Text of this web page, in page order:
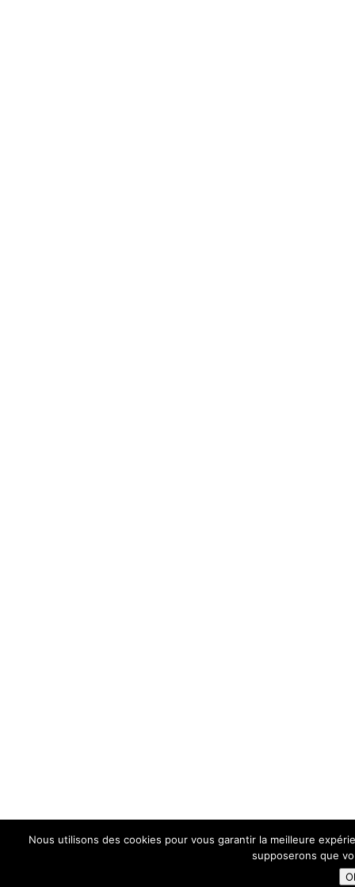
Nous utilisons des cookies pour vous garantir la meilleure
supposerons que